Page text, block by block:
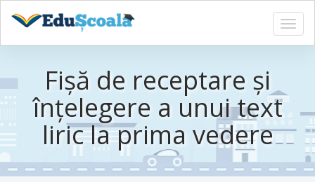
Sari
conținutul
principal
Fişă de receptare şi
înţelegere a unui text
liric la prima vedere